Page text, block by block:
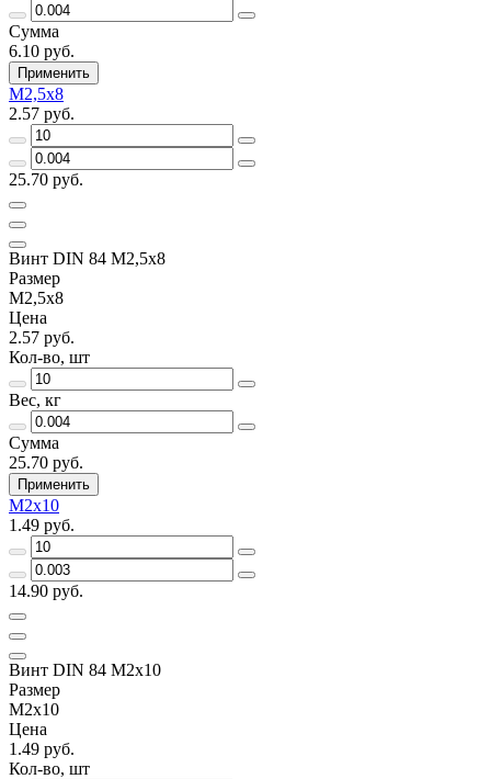
Сумма
6.10 руб.
Применить
М2,5х8
2.57 руб.
25.70 руб.
Винт DIN 84 М2,5х8
Размер
М2,5х8
Цена
2.57 руб.
Кол-во, шт
Вес, кг
Сумма
25.70 руб.
Применить
М2х10
1.49 руб.
14.90 руб.
Винт DIN 84 М2х10
Размер
М2х10
Цена
1.49 руб.
Кол-во, шт